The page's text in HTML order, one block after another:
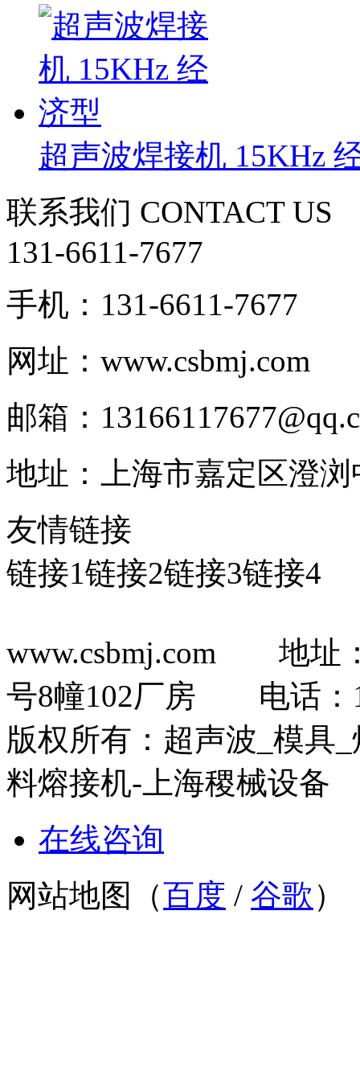
超声波焊接机 15KHz
联系我们 CONTACT US
131-6611-7677
手机：131-6611-7677
网址：www.csbmj.com
邮箱：
地址：上海市嘉定区澄浏
友情链接
链接1链接2链接3链接4
www.csbmj.com 地址
号8幢102厂房 电话
版权所有：超声波_模具
料熔接机-上海稷械
在线咨询
网站地图（百度 / 谷歌 ）